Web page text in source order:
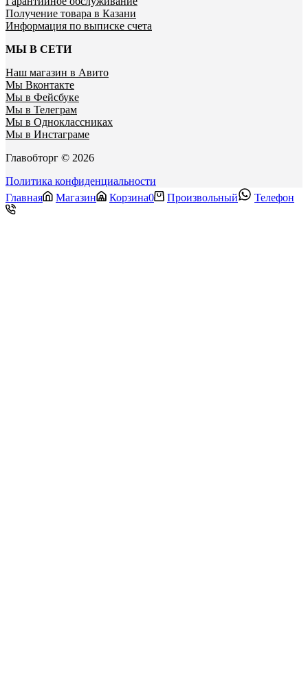
Получение товара в Казани
Информация по выписке счета
МЫ В СЕТИ
Наш магазин в Авито
Мы Вконтакте
Мы в Фейсбуке
Мы в Телеграм
Мы в Одноклассниках
Мы в Инстаграме
Главобторг © 2026
Политика конфиденциальности
Главная
Магазин Корзина0 Произвольный Телефон